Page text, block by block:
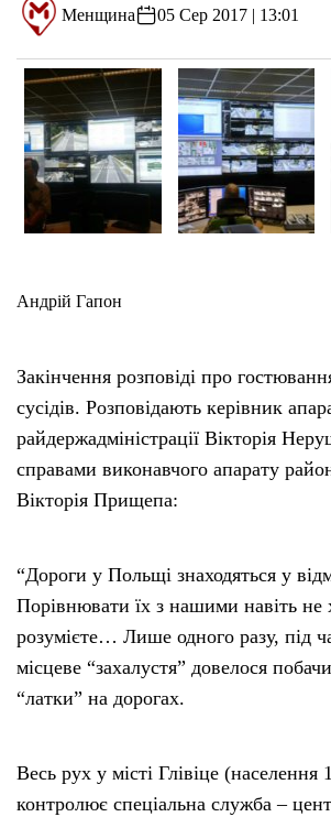
Менщина 05 Сер 2017 | 13:01
Андрій Гапон
Закінчення розповіді про
сусідів. Розповідають керівник
райдержадміністрації Вікторія
справами виконавчого апарату
Вікторія Прищепа:
“Дороги у Польщі знаходяться у
Порівнювати їх з нашими навіть не
розумієте… Лише одного разу, під
місцеве “захалустя” довелося
“латки” на дорогах.
Весь рух у місті Глівіце (населення
контролює спеціальна служба –